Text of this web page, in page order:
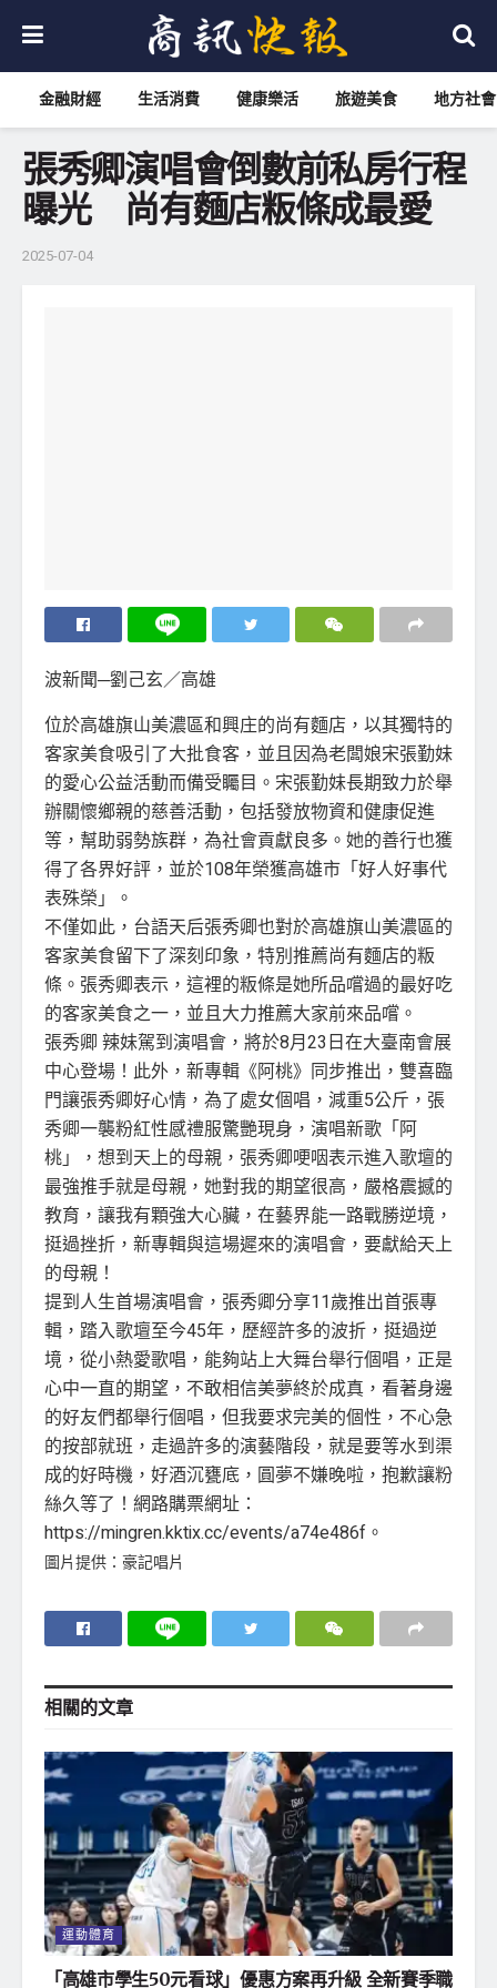
金融財經 生活消費 健康樂活 旅遊美食 地方社會
張秀卿演唱會倒數前私房行程
曝光 尚有麵店粄條成最愛
2025-07-04
波新聞─劉己玄／高雄
位於高雄旗山美濃區和興庄的尚有麵店，以其獨特的
客家美食吸引了大批食客，並且因為老闆娘宋張勤妹
的愛心公益活動而備受矚目。宋張勤妹長期致力於舉
辦關懷鄉親的慈善活動，包括發放物資和健康促進
等，幫助弱勢族群，為社會貢獻良多。她的善行也獲
得了各界好評，並於108年榮獲高雄市「好人好事代
表殊榮」。
不僅如此，台語天后張秀卿也對於高雄旗山美濃區的
客家美食留下了深刻印象，特別推薦尚有麵店的粄
條。張秀卿表示，這裡的粄條是她所品嚐過的最好吃
的客家美食之一，並且大力推薦大家前來品嚐。
張秀卿 辣妹駕到演唱會，將於8月23日在大臺南會展
中心登場！此外，新專輯《阿桃》同步推出，雙喜臨
門讓張秀卿好心情，為了處女個唱，減重5公斤，張
秀卿一襲粉紅性感禮服驚艷現身，演唱新歌「阿
桃」，想到天上的母親，張秀卿哽咽表示進入歌壇的
最強推手就是母親，她對我的期望很高，嚴格震撼的
教育，讓我有顆強大心臟，在藝界能一路戰勝逆境，
挺過挫折，新專輯與這場遲來的演唱會，要獻給天上
的母親！
提到人生首場演唱會，張秀卿分享11歲推出首張專
輯，踏入歌壇至今45年，歷經許多的波折，挺過逆
境，從小熱愛歌唱，能夠站上大舞台舉行個唱，正是
心中一直的期望，不敢相信美夢終於成真，看著身邊
的好友們都舉行個唱，但我要求完美的個性，不心急
的按部就班，走過許多的演藝階段，就是要等水到渠
成的好時機，好酒沉甕底，圓夢不嫌晚啦，抱歉讓粉
絲久等了！網路購票網址：
https://mingren.kktix.cc/events/a74e486f。
圖片提供：豪記唱片
相關的文章
運動體育
「高雄市學生50元看球」優惠方案再升級 全新賽季職